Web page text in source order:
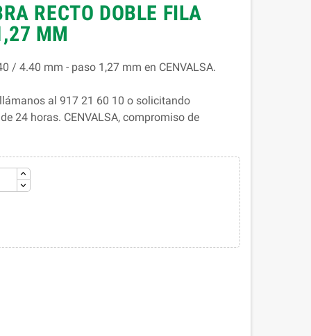
RECTO DOBLE FILA
MM
/ 4.40 mm - paso 1,27 mm en CENVALSA.
al 917 21 60 10 o solicitando
24 horas. CENVALSA, compromiso de